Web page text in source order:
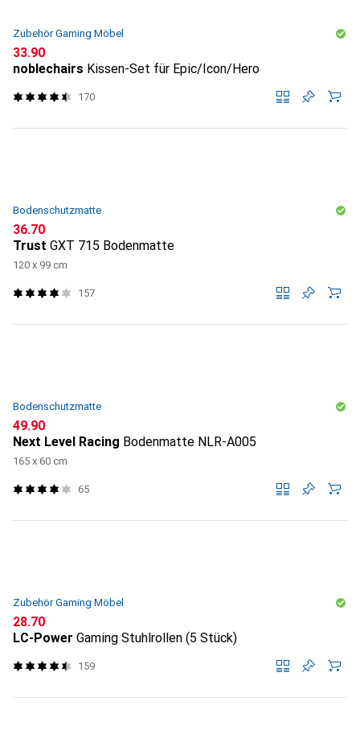
Zubehör Gaming Möbel
CHF
33.90
noblechairs Kissen-Set für Epic/Icon/Hero
170
Bodenschutzmatte
CHF
36.70
Trust GXT 715 Bodenmatte
120 x 99 cm
157
Bodenschutzmatte
CHF
49.90
Next Level Racing Bodenmatte NLR-A005
165 x 60 cm
65
Zubehör Gaming Möbel
CHF
28.70
LC-Power Gaming Stuhlrollen (5 Stück)
159